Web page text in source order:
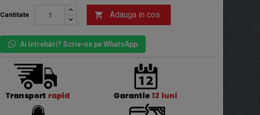
Cantitate  Adauga in cos
Ai întrebări? Scrie-ne pe WhatsApp